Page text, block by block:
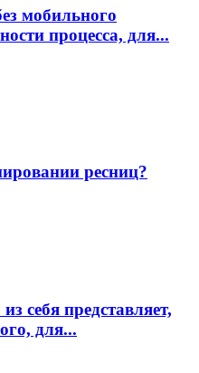
мобильного
процесса, для...
ресниц?
себя представляет,
для...